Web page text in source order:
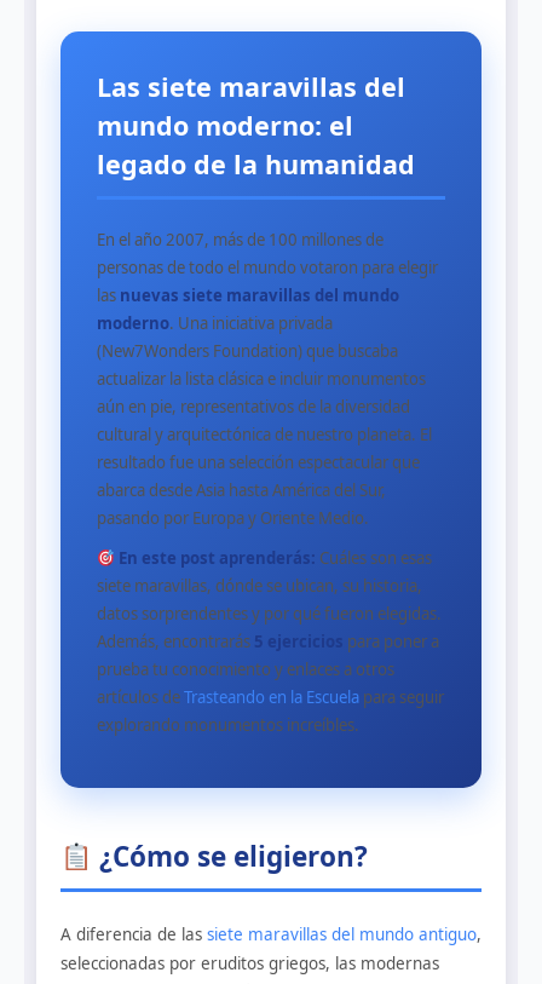
Las siete maravillas del
mundo moderno: el
legado de la humanidad
En el año 2007, más de 100 millones de
personas de todo el mundo votaron para elegir
las nuevas siete maravillas del mundo
moderno. Una iniciativa privada
(New7Wonders Foundation) que buscaba
actualizar la lista clásica e incluir monumentos
aún en pie, representativos de la diversidad
cultural y arquitectónica de nuestro planeta. El
resultado fue una selección espectacular que
abarca desde Asia hasta América del Sur,
pasando por Europa y Oriente Medio.
En este post aprenderás: Cuáles son esas
siete maravillas, dónde se ubican, su historia,
datos sorprendentes y por qué fueron elegidas.
Además, encontrarás 5 ejercicios para poner a
prueba tu conocimiento y enlaces a otros
artículos deTrasteando en la Escuela para seguir
explorando monumentos increíbles.
¿Cómo se eligieron?
A diferencia de las siete maravillas del mundo antiguo,
seleccionadas por eruditos griegos, las modernas